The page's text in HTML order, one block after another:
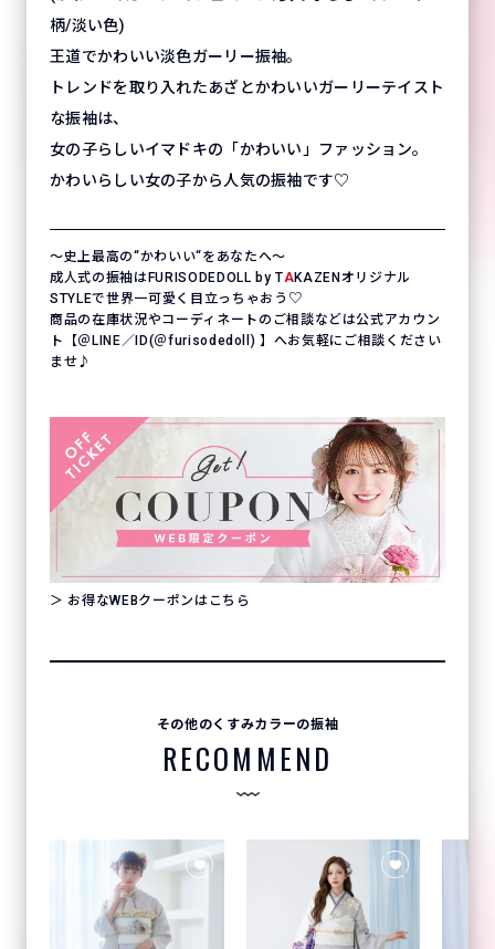
柄/淡い色)
王道でかわいい淡色ガーリー振袖。
トレンドを取り入れたあざとかわいいガーリーテイスト
な振袖は、
女の子らしいイマドキの「かわいい」ファッション。
かわいらしい女の子から人気の振袖です♡
〜史上最高の“かわいい“をあなたへ〜
成人式の振袖はFURISODEDOLL by TAKAZENオリジナル
STYLEで世界一可愛く目立っちゃおう♡
商品の在庫状況やコーディネートのご相談などは公式アカウン
ト【＠LINE／ID(＠furisodedoll) 】へお気軽にご相談ください
ませ♪
＞ お得なWEBクーポンはこちら
その他のくすみカラーの振袖
RECOMMEND